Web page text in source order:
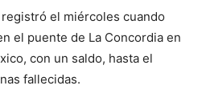
el miércoles cuando
el puente de La Concordia en
con un saldo, hasta el
fallecidas.